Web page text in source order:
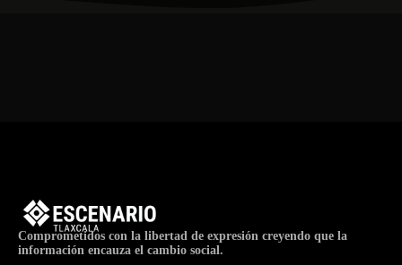
Comprometidos con la libertad de expresión creyendo que la
información encauza el cambio social.